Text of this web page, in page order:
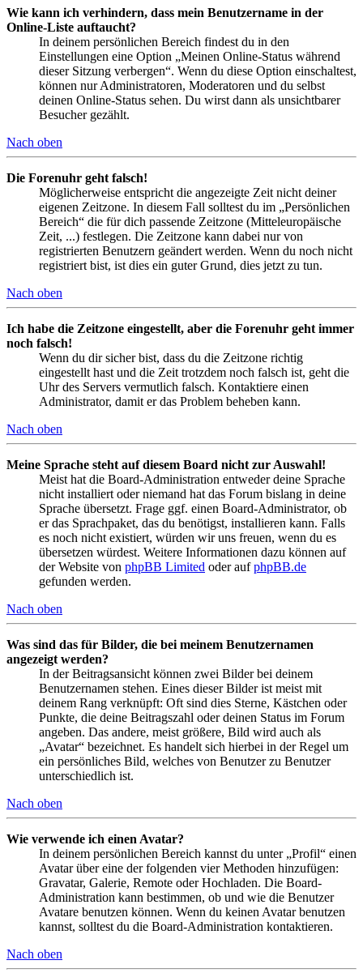
Wie kann ich verhindern, dass mein Benutzername in der
Online-Liste auftaucht?
In deinem persönlichen Bereich findest du in den
Einstellungen eine Option „Meinen Online-Status während
dieser Sitzung verbergen“. Wenn du diese Option einschaltest,
können nur Administratoren, Moderatoren und du selbst
deinen Online-Status sehen. Du wirst dann als unsichtbarer
Besucher gezählt.
Nach oben
Die Forenuhr geht falsch!
Möglicherweise entspricht die angezeigte Zeit nicht deiner
eigenen Zeitzone. In diesem Fall solltest du im „Persönlichen
Bereich“ die für dich passende Zeitzone (Mitteleuropäische
Zeit, ...) festlegen. Die Zeitzone kann dabei nur von
registrierten Benutzern geändert werden. Wenn du noch nicht
registriert bist, ist dies ein guter Grund, dies jetzt zu tun.
Nach oben
Ich habe die Zeitzone eingestellt, aber die Forenuhr geht immer
noch falsch!
Wenn du dir sicher bist, dass du die Zeitzone richtig
eingestellt hast und die Zeit trotzdem noch falsch ist, geht die
Uhr des Servers vermutlich falsch. Kontaktiere einen
Administrator, damit er das Problem beheben kann.
Nach oben
Meine Sprache steht auf diesem Board nicht zur Auswahl!
Meist hat die Board-Administration entweder deine Sprache
nicht installiert oder niemand hat das Forum bislang in deine
Sprache übersetzt. Frage ggf. einen Board-Administrator, ob
er das Sprachpaket, das du benötigst, installieren kann. Falls
es noch nicht existiert, würden wir uns freuen, wenn du es
übersetzen würdest. Weitere Informationen dazu können auf
der Website von phpBB Limited oder aufphpBB.de
gefunden werden.
Nach oben
Was sind das für Bilder, die bei meinem Benutzernamen
angezeigt werden?
In der Beitragsansicht können zwei Bilder bei deinem
Benutzernamen stehen. Eines dieser Bilder ist meist mit
deinem Rang verknüpft: Oft sind dies Sterne, Kästchen oder
Punkte, die deine Beitragszahl oder deinen Status im Forum
angeben. Das andere, meist größere, Bild wird auch als
„Avatar“ bezeichnet. Es handelt sich hierbei in der Regel um
ein persönliches Bild, welches von Benutzer zu Benutzer
unterschiedlich ist.
Nach oben
Wie verwende ich einen Avatar?
In deinem persönlichen Bereich kannst du unter „Profil“ einen
Avatar über eine der folgenden vier Methoden hinzufügen:
Gravatar, Galerie, Remote oder Hochladen. Die Board-
Administration kann bestimmen, ob und wie die Benutzer
Avatare benutzen können. Wenn du keinen Avatar benutzen
kannst, solltest du die Board-Administration kontaktieren.
Nach oben